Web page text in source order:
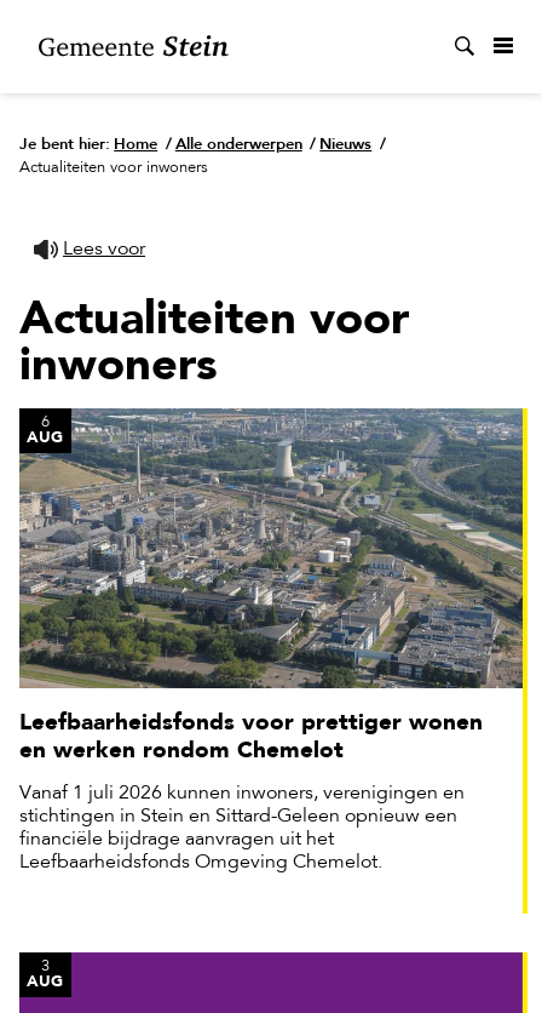
Je bent hier: Home / Alle onderwerpen / Nieuws /
Actualiteiten voor inwoners
Lees voor
Actualiteiten voor
inwoners
Leefbaarheidsfonds voor prettiger wonen
en werken rondom Chemelot
6
AUG
Vanaf 1 juli 2026 kunnen inwoners, verenigingen en
stichtingen in Stein en Sittard-Geleen opnieuw een
financiële bijdrage aanvragen uit het
Leefbaarheidsfonds Omgeving Chemelot.
3
AUG